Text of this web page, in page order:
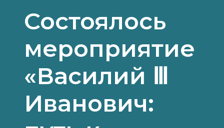
Состоялось
мероприятие
«Василий Ⅲ
Иванович: